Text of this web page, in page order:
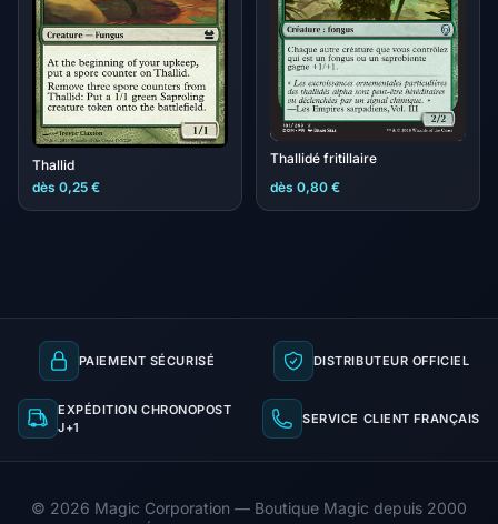
Thallid
dès 0,25 €
Thallidé fritillaire
dès 0,80 €
PAIEMENT SÉCURISÉ DISTRIBUTEUR OFFICIEL
EXPÉDITION CHRONOPOST
J+1
SERVICE CLIENT FRANÇAIS
© 2026 Magic Corporation — Boutique Magic depuis 2000